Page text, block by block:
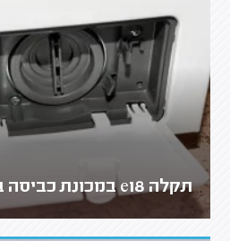
תקלה e18 במכונת כביסה בוש